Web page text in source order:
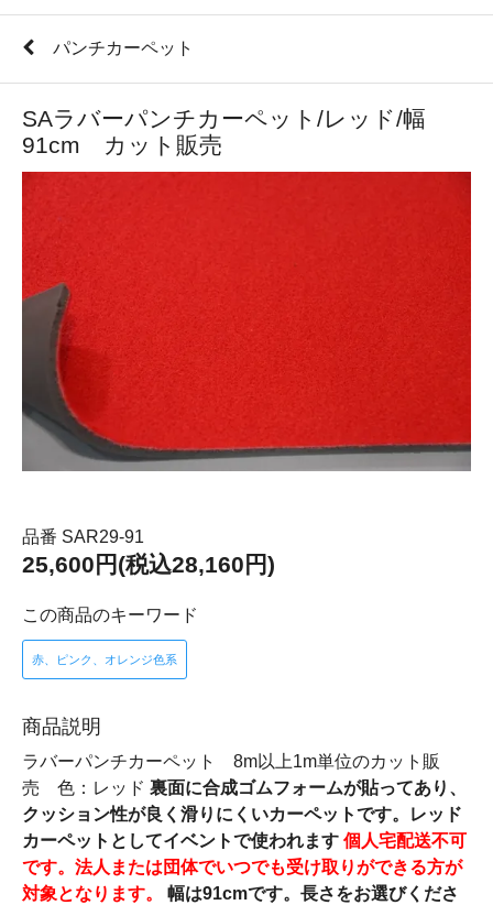
パンチカーペット
SAラバーパンチカーペット/レッド/幅
91cm カット販売
品番 SAR29-91
25,600円(税込28,160円)
この商品のキーワード
赤、ピンク、オレンジ色系
商品説明
ラバーパンチカーペット 8m以上1m単位のカット販
売 色：レッド 裏面に合成ゴムフォームが貼ってあり、
クッション性が良く滑りにくいカーペットです。レッド
カーペットとしてイベントで使われます 個人宅配送不可
です。法人または団体でいつでも受け取りができる方が
対象となります。
幅は91cmです。長さをお選びくださ